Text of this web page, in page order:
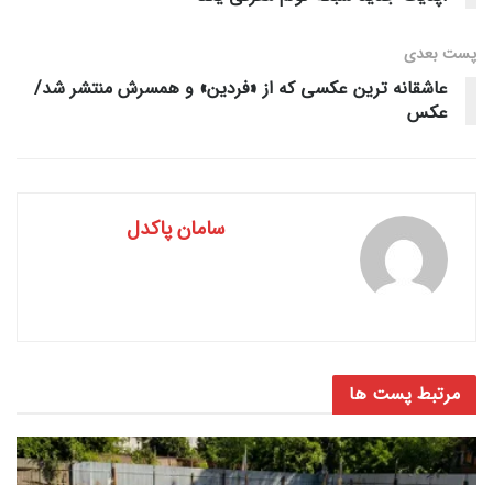
پست‌ بعدی
عاشقانه ترین عکسی که از «فردین» و همسرش منتشر شد/
عکس
سامان پاکدل
مرتبط پست ها